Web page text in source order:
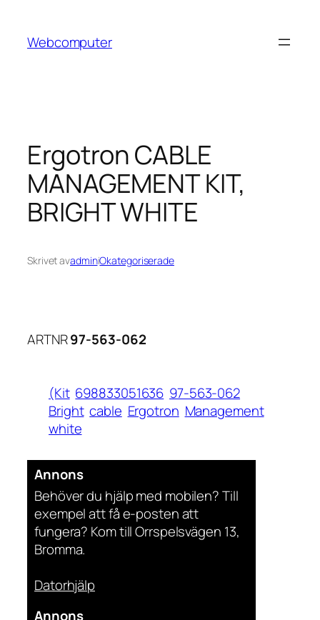
innehåll
Webcomputer
Ergotron CABLE
MANAGEMENT KIT,
BRIGHT WHITE
Skrivet avadminiOkategoriserade
ARTNR97-563-062
(Kit 698833051636 97-563-062
Bright cable Ergotron Management
white
Annons
Behöver du hjälp med mobilen? Till
exempel att få e-posten att
fungera? Kom till Orrspelsvägen 13,
Bromma.
Datorhjälp
Annons